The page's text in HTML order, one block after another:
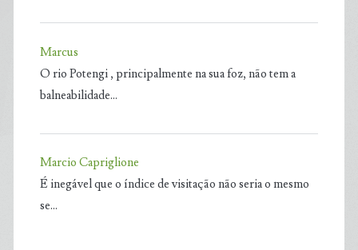
Marcus
O rio Potengi , principalmente na sua foz, não tem a
balneabilidade…
Marcio Capriglione
É inegável que o índice de visitação não seria o mesmo
se…